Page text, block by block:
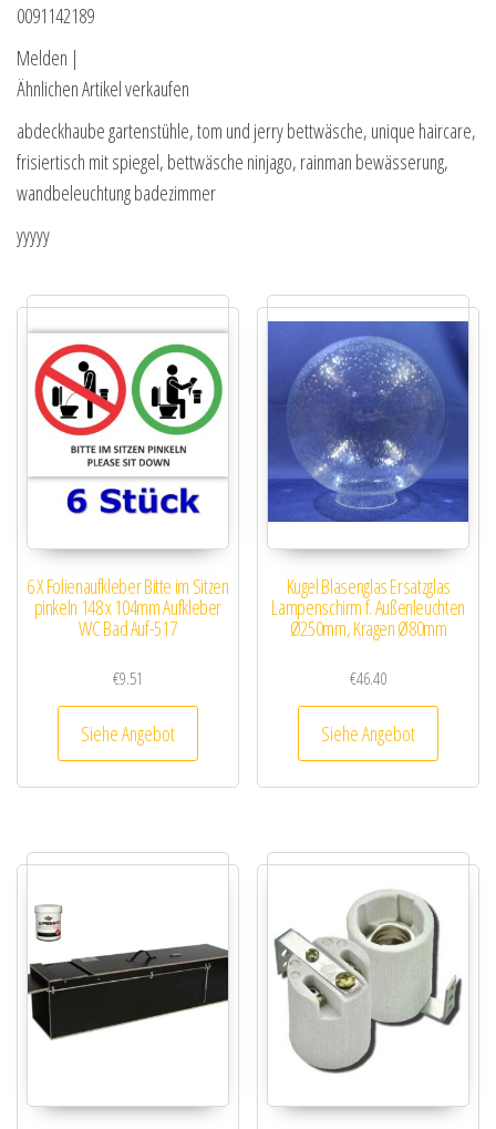
0091142189
Melden |
Ähnlichen Artikel verkaufen
abdeckhaube gartenstühle, tom und jerry bettwäsche, unique haircare,
frisiertisch mit spiegel, bettwäsche ninjago, rainman bewässerung,
wandbeleuchtung badezimmer
yyyyy
6 X Folienaufkleber Bitte im Sitzen
pinkeln 148 x 104mm Aufkleber
WC Bad Auf-517
€9.51
Siehe Angebot
Kugel Blasenglas Ersatzglas
Lampenschirm f. Außenleuchten
Ø250mm, Kragen Ø80mm
€46.40
Siehe Angebot